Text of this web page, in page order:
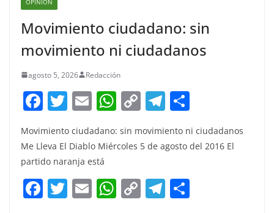
OPINIÓN
Movimiento ciudadano: sin
movimiento ni ciudadanos
agosto 5, 2026 Redacción
F
a
c
e
b
o
T
w
itt
er
E
m
ai
l
W
h
at
A
p
C
p
Li
n
T
e
gr
a
m
h
ar
Movimiento ciudadano: sin movimiento ni ciudadanos
Me Lleva El Diablo Miércoles 5 de agosto del 2016 El
partido naranja está
F T E W C T